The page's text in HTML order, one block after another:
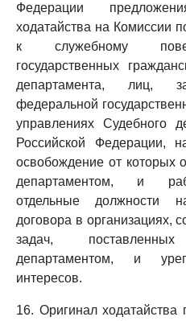
Федерации
ходатайства на Комиссии
к служебному
государственных
департамента, лиц,
федеральной
управлениях Судебного
Российской Федерации,
освобождение от которых
департаментом, и
отдельные должности
договора в организациях,
задач,
департаментом, и
интересов.
16. Оригинал